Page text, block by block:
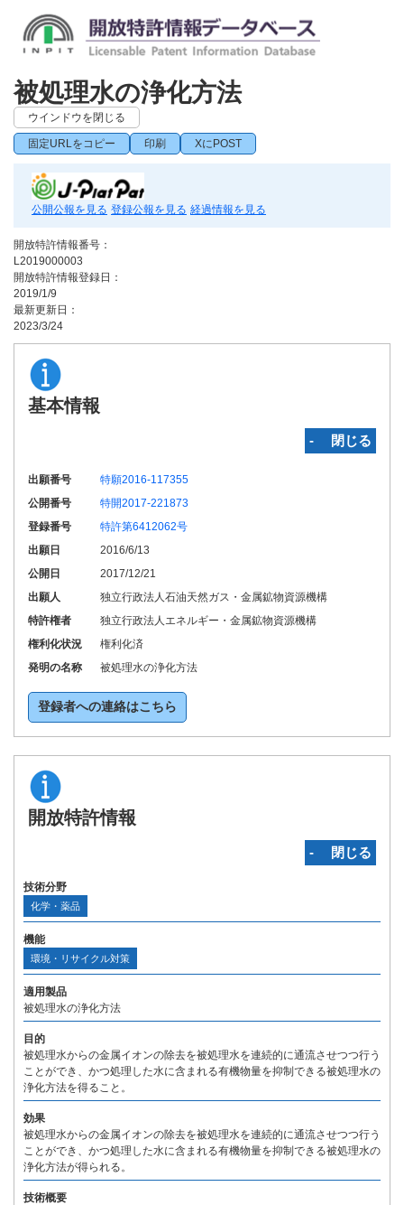
被処理水の浄化方法
ウインドウを閉じる
固定URLをコピー 印刷 XにPOST
公開公報を見る 登録公報を見る 経過情報を見る
開放特許情報番号：
L2019000003
開放特許情報登録日：
2019/1/9
最新更新日：
2023/3/24
基本情報
‐ 閉じる
出願番号
特願2016-117355
公開番号
特開2017-221873
登録番号
特許第6412062号
出願日
2016/6/13
公開日
2017/12/21
出願人
独立行政法人石油天然ガス・金属鉱物資源機構
特許権者
独立行政法人エネルギー・金属鉱物資源機構
権利化状況
権利化済
発明の名称
被処理水の浄化方法
登録者への連絡はこちら
開放特許情報
‐ 閉じる
技術分野
化学・薬品
機能
環境・リサイクル対策
適用製品
被処理水の浄化方法
目的
被処理水からの金属イオンの除去を被処理水を連続的に通流させつつ行う
ことができ、かつ処理した水に含まれる有機物量を抑制できる被処理水の
浄化方法を得ること。
効果
被処理水からの金属イオンの除去を被処理水を連続的に通流させつつ行う
ことができ、かつ処理した水に含まれる有機物量を抑制できる被処理水の
浄化方法が得られる。
技術概要